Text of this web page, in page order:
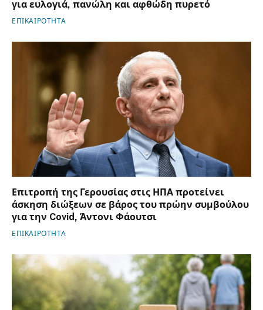
για ευλογιά, πανώλη και αφθώδη πυρετό
ΕΠΙΚΑΙΡΟΤΗΤΑ
Επιτροπή της Γερουσίας στις ΗΠΑ προτείνει
άσκηση διώξεων σε βάρος του πρώην συμβούλου
για την Covid, Άντονι Φάουτσι
ΕΠΙΚΑΙΡΟΤΗΤΑ